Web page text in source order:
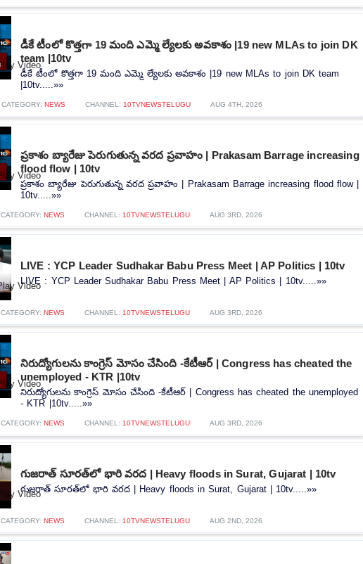
డీకే టీంలో కొత్తగా 19 మంది ఎమ్మె ల్యేలకు అవకాశం |19 new MLAs to join DK
team |10tv
డీకే టీంలో కొత్తగా 19 మంది ఎమ్మె ల్యేలకు అవకాశం |19 new MLAs to join DK team
|10tv.....»»
CATEGORY: NEWS CHANNEL: 10TVNEWSTELUGU AUG 4TH, 2026
ప్రకాశం బ్యారేజు పెరుగుతున్న వరద ప్రవాహం | Prakasam Barrage increasing
flood flow | 10tv
ప్రకాశం బ్యారేజు పెరుగుతున్న వరద ప్రవాహం | Prakasam Barrage increasing flood flow |
10tv.....»»
CATEGORY: NEWS CHANNEL: 10TVNEWSTELUGU AUG 3RD, 2026
LIVE : YCP Leader Sudhakar Babu Press Meet | AP Politics | 10tv
LIVE : YCP Leader Sudhakar Babu Press Meet | AP Politics | 10tv.....»»
CATEGORY: NEWS CHANNEL: 10TVNEWSTELUGU AUG 3RD, 2026
నిరుద్యోగులను కాంగ్రెస్ మోసం చేసింది -కేటీఆర్ | Congress has cheated the
unemployed - KTR |10tv
నిరుద్యోగులను కాంగ్రెస్ మోసం చేసింది -కేటీఆర్ | Congress has cheated the unemployed
- KTR |10tv.....»»
CATEGORY: NEWS CHANNEL: 10TVNEWSTELUGU AUG 3RD, 2026
గుజరాత్‌ సూరత్‌లో భారి వరద | Heavy floods in Surat, Gujarat | 10tv
గుజరాత్‌ సూరత్‌లో భారి వరద | Heavy floods in Surat, Gujarat | 10tv.....»»
CATEGORY: NEWS CHANNEL: 10TVNEWSTELUGU AUG 2ND, 2026